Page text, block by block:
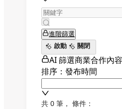
進階篩選
啟動
關閉
AI 篩選商業合作內容
排序：發布時間
共 0 筆 ， 條件：